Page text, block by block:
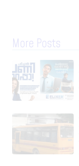
More Posts